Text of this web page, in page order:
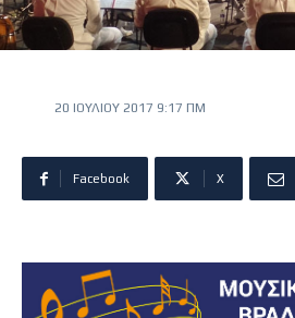
20 ΙΟΥΛΊΟΥ 2017 9:17 ΠΜ
Facebook X